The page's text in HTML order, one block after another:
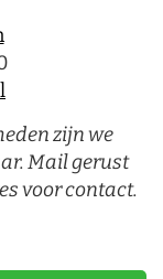
zijn we
Mail gerust
voor contact.